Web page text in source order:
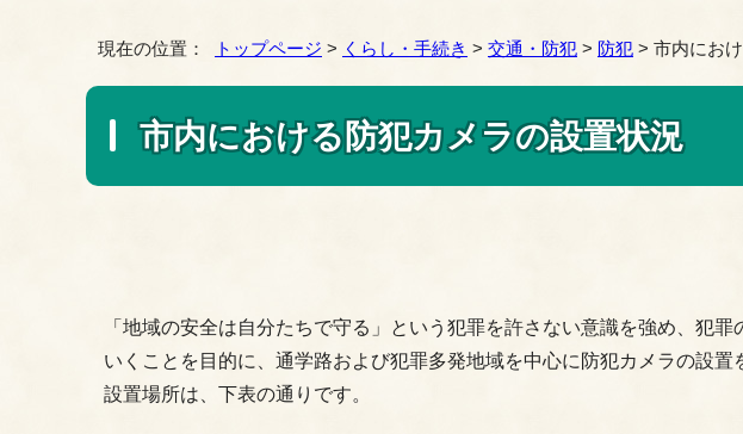
現在の位置： トップページ > くらし・手続き > 交通・防犯 > 防犯 > 市内にお
市内における防犯カメラの設置状況
「地域の安全は自分たちで守る」という犯罪を許さない意識を強め、犯
いくことを目的に、通学路および犯罪多発地域を中心に防犯カメラの設置
設置場所は、下表の通りです。